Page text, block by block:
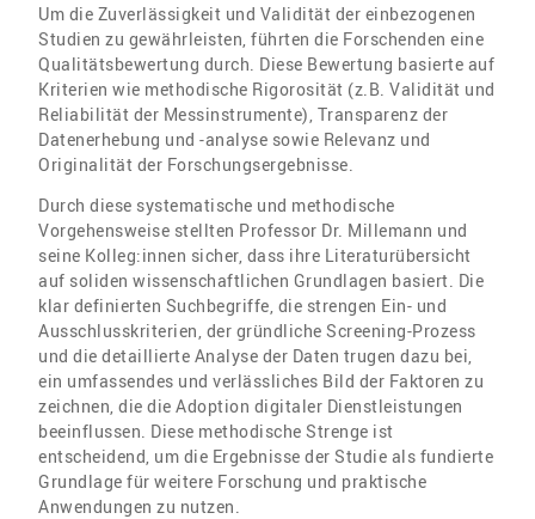
Um die Zuverlässigkeit und Validität der einbezogenen
Studien zu gewährleisten, führten die Forschenden eine
Qualitätsbewertung durch. Diese Bewertung basierte auf
Kriterien wie methodische Rigorosität (z.B. Validität und
Reliabilität der Messinstrumente), Transparenz der
Datenerhebung und -analyse sowie Relevanz und
Originalität der Forschungsergebnisse.
Durch diese systematische und methodische
Vorgehensweise stellten Professor Dr. Millemann und
seine Kolleg:innen sicher, dass ihre Literaturübersicht
auf soliden wissenschaftlichen Grundlagen basiert. Die
klar definierten Suchbegriffe, die strengen Ein- und
Ausschlusskriterien, der gründliche Screening-Prozess
und die detaillierte Analyse der Daten trugen dazu bei,
ein umfassendes und verlässliches Bild der Faktoren zu
zeichnen, die die Adoption digitaler Dienstleistungen
beeinflussen. Diese methodische Strenge ist
entscheidend, um die Ergebnisse der Studie als fundierte
Grundlage für weitere Forschung und praktische
Anwendungen zu nutzen.